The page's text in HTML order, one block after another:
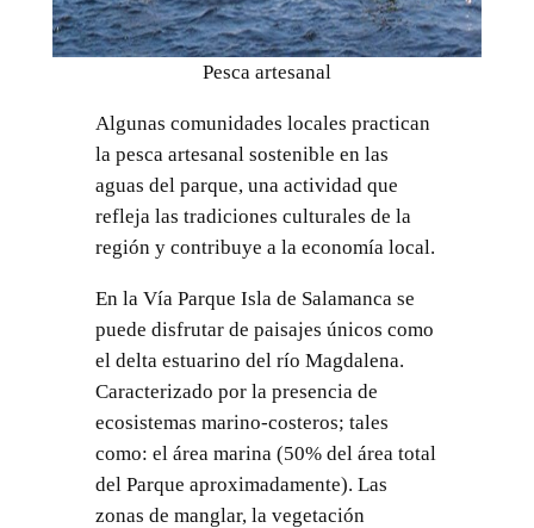
Pesca artesanal
Algunas comunidades locales practican
la pesca artesanal sostenible en las
aguas del parque, una actividad que
refleja las tradiciones culturales de la
región y contribuye a la economía local.
En la Vía Parque Isla de Salamanca se
puede disfrutar de paisajes únicos como
el delta estuarino del río Magdalena.
Caracterizado por la presencia de
ecosistemas marino-costeros; tales
como: el área marina (50% del área total
del Parque aproximadamente). Las
zonas de manglar, la vegetación